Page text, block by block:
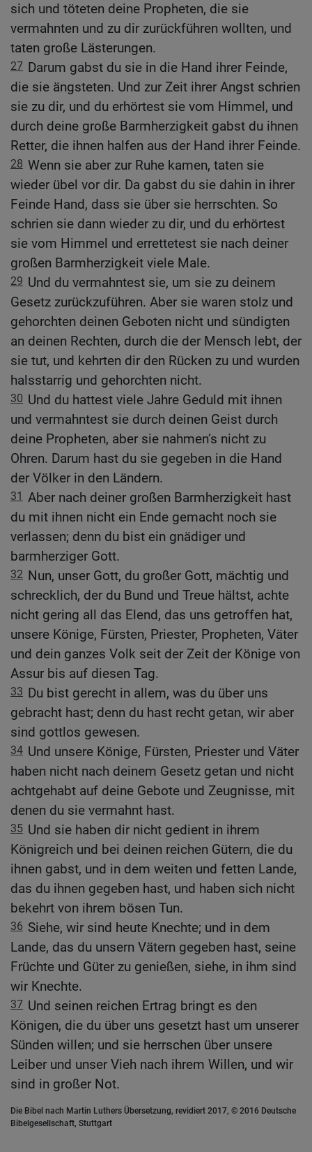
sich und töteten deine Propheten, die sie
vermahnten und zu dir zurückführen wollten, und
taten große Lästerungen.
27 Darum gabst du sie in die Hand ihrer Feinde,
die sie ängsteten. Und zur Zeit ihrer Angst schrien
sie zu dir, und du erhörtest sie vom Himmel, und
durch deine große Barmherzigkeit gabst du ihnen
Retter, die ihnen halfen aus der Hand ihrer Feinde.
28 Wenn sie aber zur Ruhe kamen, taten sie
wieder übel vor dir. Da gabst du sie dahin in ihrer
Feinde Hand, dass sie über sie herrschten. So
schrien sie dann wieder zu dir, und du erhörtest
sie vom Himmel und errettetest sie nach deiner
großen Barmherzigkeit viele Male.
29 Und du vermahntest sie, um sie zu deinem
Gesetz zurückzuführen. Aber sie waren stolz und
gehorchten deinen Geboten nicht und sündigten
an deinen Rechten, durch die der Mensch lebt, der
sie tut, und kehrten dir den Rücken zu und wurden
halsstarrig und gehorchten nicht.
30 Und du hattest viele Jahre Geduld mit ihnen
und vermahntest sie durch deinen Geist durch
deine Propheten, aber sie nahmen’s nicht zu
Ohren. Darum hast du sie gegeben in die Hand
der Völker in den Ländern.
31 Aber nach deiner großen Barmherzigkeit hast
du mit ihnen nicht ein Ende gemacht noch sie
verlassen; denn du bist ein gnädiger und
barmherziger Gott.
32 Nun, unser Gott, du großer Gott, mächtig und
schrecklich, der du Bund und Treue hältst, achte
nicht gering all das Elend, das uns getroffen hat,
unsere Könige, Fürsten, Priester, Propheten, Väter
und dein ganzes Volk seit der Zeit der Könige von
Assur bis auf diesen Tag.
33 Du bist gerecht in allem, was du über uns
gebracht hast; denn du hast recht getan, wir aber
sind gottlos gewesen.
34 Und unsere Könige, Fürsten, Priester und Väter
haben nicht nach deinem Gesetz getan und nicht
achtgehabt auf deine Gebote und Zeugnisse, mit
denen du sie vermahnt hast.
35 Und sie haben dir nicht gedient in ihrem
Königreich und bei deinen reichen Gütern, die du
ihnen gabst, und in dem weiten und fetten Lande,
das du ihnen gegeben hast, und haben sich nicht
bekehrt von ihrem bösen Tun.
36 Siehe, wir sind heute Knechte; und in dem
Lande, das du unsern Vätern gegeben hast, seine
Früchte und Güter zu genießen, siehe, in ihm sind
wir Knechte.
37 Und seinen reichen Ertrag bringt es den
Königen, die du über uns gesetzt hast um unserer
Sünden willen; und sie herrschen über unsere
Leiber und unser Vieh nach ihrem Willen, und wir
sind in großer Not.
Die Bibel nach Martin Luthers Übersetzung, revidiert 2017, © 2016 Deutsche
Bibelgesellschaft, Stuttgart